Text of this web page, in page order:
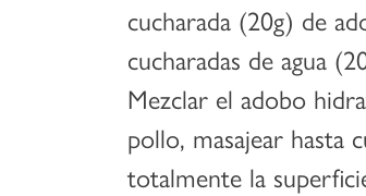
cucharada (20g) de
cucharadas de agua
Mezclar el adobo
pollo, masajear hasta
totalmente la